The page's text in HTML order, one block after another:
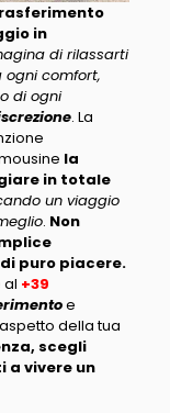
in
di rilassarti
comfort,
di ogni
. La
la
in totale
un viaggio
. Non
puro piacere.
al +39
e
della tua
scegli
a vivere un